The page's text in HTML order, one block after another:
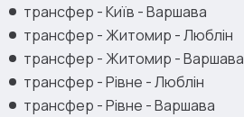
трансфер - Київ - Варшава
трансфер - Житомир - Люблін
трансфер - Житомир - Варшава
трансфер - Рівне - Люблін
трансфер - Рівне - Варшава